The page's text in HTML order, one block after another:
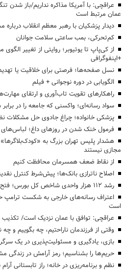
عراقچی: با آمریکا مذاکره نداریم/باز شدن
عمان مرتبط است
دیدار پزشکیان با رهبر معظم انقلاب
کم‌تحرکی، بمب ساعتی سلامت جوانان
از کی‌پاپ تا یوتیوبر؛ روایتی از تغییر
+اینفوگرافی
نسل صفحه‌ها؛ فرصتی برای خلاقیت یا
الگویابی در دوره نوجوانی + فیلم
راهکارهای تقویت تاب‌آوری و ارتقای
سواد رسانه‌ای؛ واکسنی که جامعه را در
پزشکی خانواده؛ چراغ جادوی حل مشکلات
فرمول خنک شدن در روزهای داغ؛ لباس‌های
هشدار پلیس تهران بزرگ به
مجازی نیستند
از نقاط ضعف همسرمان محافظت کنیم
اصلاح ناترازی بانک‌ها؛ پیش‌شرط کنترل
رشد ۱۱۲ هزار واحدی شاخص کل بورس؛ فتح قله ۵.۵ میلیون واحدی
اعتراف رسانه‌های خارجی به شکست ترامپ
است
عراقچی: توافق با عمان نزدیک است/ تکذیب سهم ۱۱ درصدی
وقتی از فرزندمان ناراحتیم، چه بگوییم و چه
بازی، یادگیری و مسئولیت‌پذیری در یک
حریم‌ها را بشناسیم؛ رمز آرامش در زندگی
نظم و برنامه‌ریزی در خانه؛ راز تابستانی